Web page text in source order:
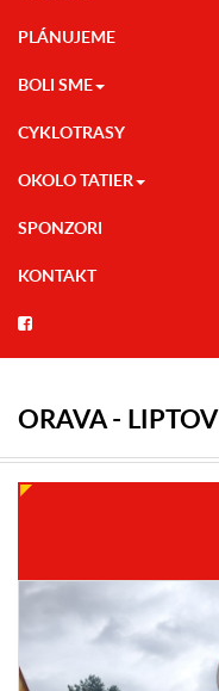
PLÁNUJEME
BOLI SME
CYKLOTRASY
OKOLO TATIER
SPONZORI
KONTAKT
ORAVA - LIPTOV